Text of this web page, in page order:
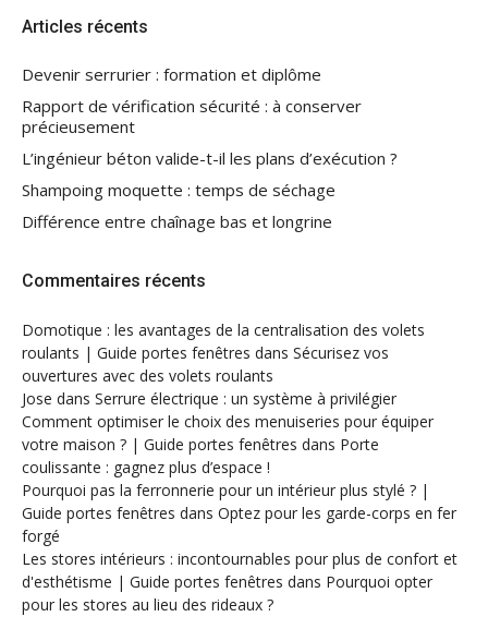
Articles récents
Devenir serrurier : formation et diplôme
Rapport de vérification sécurité : à conserver
précieusement
L’ingénieur béton valide-t-il les plans d’exécution ?
Shampoing moquette : temps de séchage
Différence entre chaînage bas et longrine
Commentaires récents
Domotique : les avantages de la centralisation des volets
roulants | Guide portes fenêtres dans Sécurisez vos
ouvertures avec des volets roulants
Jose dans Serrure électrique : un système à privilégier
Comment optimiser le choix des menuiseries pour équiper
votre maison ? | Guide portes fenêtres dans Porte
coulissante : gagnez plus d’espace !
Pourquoi pas la ferronnerie pour un intérieur plus stylé ? |
Guide portes fenêtres dans Optez pour les garde-corps en fer
forgé
Les stores intérieurs : incontournables pour plus de confort et
d'esthétisme | Guide portes fenêtres dans Pourquoi opter
pour les stores au lieu des rideaux ?